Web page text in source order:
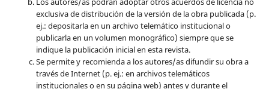
exclusiva de distribución de la versión de la obra publicada (p.
ej.: depositarla en un archivo telemático institucional o
publicarla en un volumen monográfico) siempre que se
indique la publicación inicial en esta revista.
Se permite y recomienda a los autores/as difundir su obra a
través de Internet (p. ej.: en archivos telemáticos
institucionales o en su página web) antes y durante el